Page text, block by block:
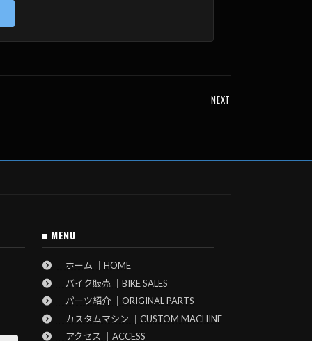
NEXT
■ MENU
ホーム ｜HOME
バイク販売 ｜BIKE SALES
パーツ紹介 ｜ORIGINAL PARTS
カスタムマシン ｜CUSTOM MACHINE
アクセス ｜ACCESS